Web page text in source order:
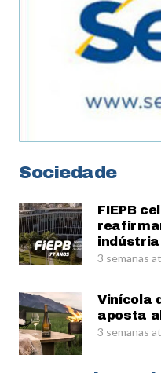
Sociedade
FIEPB
3 semanas
Vinícola
aposta
3 semanas